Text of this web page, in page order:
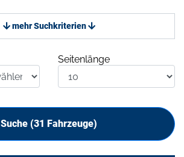
mehr Suchkriterien
Seitenlänge
Suche (31 Fahrzeuge)